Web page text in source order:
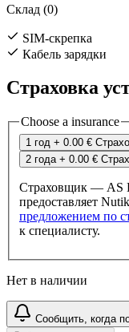
Склад (0)
SIM-скрепка
Кабель зарядки
Страховка
Choose a insurance
1 год + 0.00 €
2 года + 0.00 €
Страховщик — AS
предоставляет
предложением по
к специалисту.
Нет в наличии
Сообщить, когда